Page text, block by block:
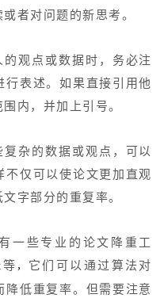
者对问题的新思考。
的观点或数据时，务必注
表述。如果直接引用他
内，并加上引号。
复杂的数据或观点，可以
仅可以使论文更加直观
字部分的重复率。
一些专业的论文降重工
， 它们可以通过算法对
低重复率。但需要注意